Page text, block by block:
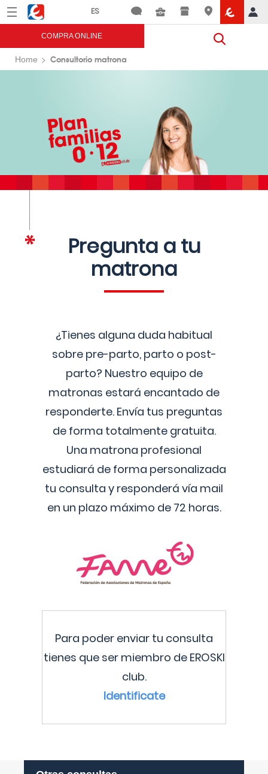
Menú Eroski
COMPRA ONLINE
Home Consultorio matrona
Pregunta a tu
matrona
¿Tienes alguna duda habitual
sobre pre-parto, parto o post-
parto? Nuestro equipo de
matronas estará encantado de
responderte. Envía tus preguntas
de forma totalmente gratuita.
Una matrona profesional
estudiará de forma personalizada
tu consulta y responderá vía mail
en un plazo máximo de 72 horas.
Para poder enviar tu consulta
tienes que ser miembro de EROSKI
club.
Identificate